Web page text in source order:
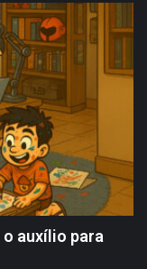
auxílio para